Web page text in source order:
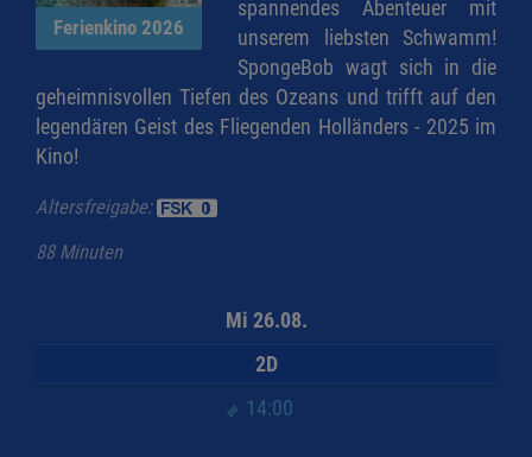
Ferienkino 2026
spannendes Abenteuer mit
unserem liebsten Schwamm!
SpongeBob wagt sich in die
geheimnisvollen Tiefen des Ozeans und trifft auf den
legendären Geist des Fliegenden Holländers - 2025 im
Kino!
Altersfreigabe:
88 Minuten
Mi 26.08.
2D
14:00